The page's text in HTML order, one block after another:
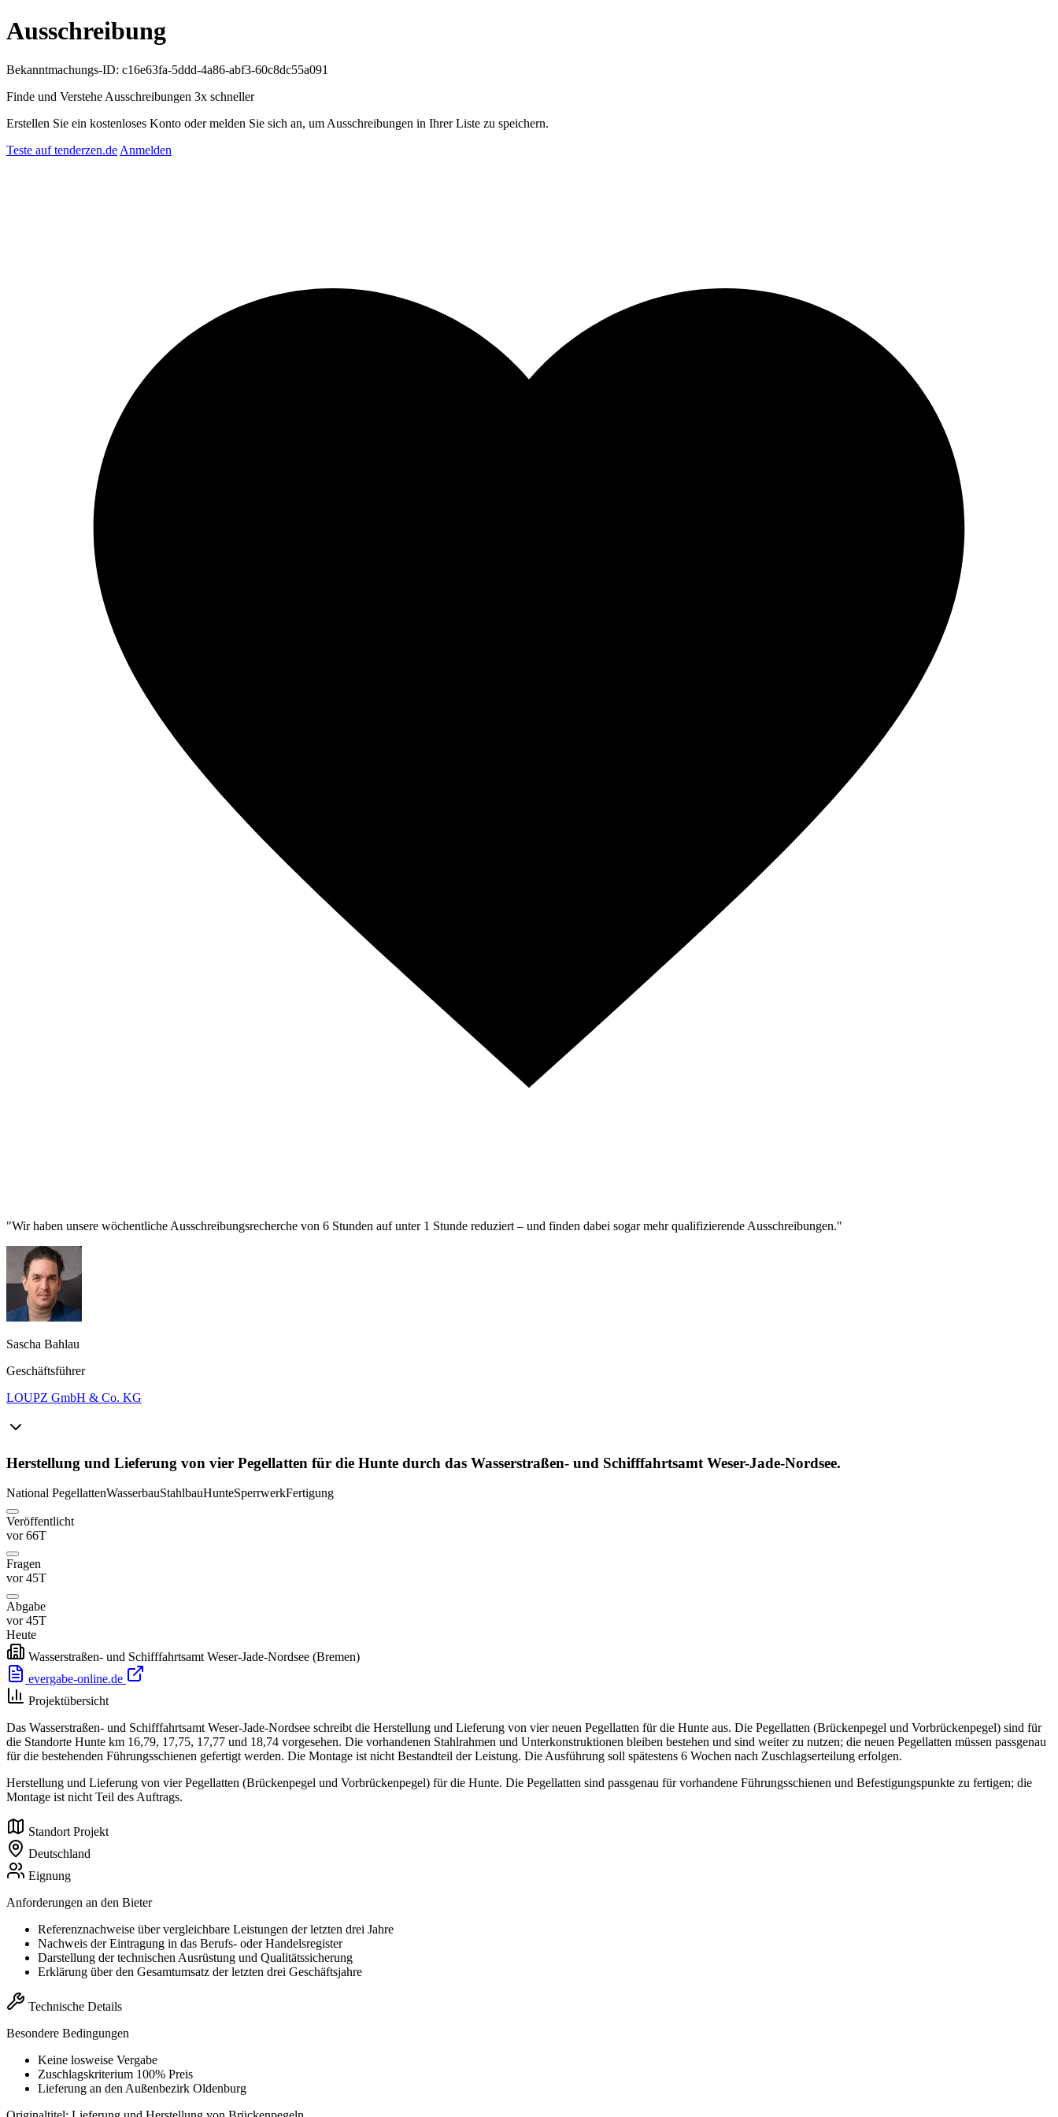
Ausschreibung
Bekanntmachungs-ID: c16e63fa-5ddd-4a86-abf3-60c8dc55a091
Finde und Verstehe Ausschreibungen 3x schneller
Erstellen Sie ein kostenloses Konto oder melden Sie sich an, um Ausschreibungen in Ihrer Liste zu speichern.
Teste auf tenderzen.de Anmelden
"Wir haben unsere wöchentliche Ausschreibungsrecherche von 6 Stunden auf unter 1 Stunde reduziert – und finden dabei sogar mehr qualifizierende Ausschreibungen."
Sascha Bahlau
Geschäftsführer
LOUPZ GmbH & Co. KG
Herstellung und Lieferung von vier Pegellatten für die Hunte durch das Wasserstraßen- und Schifffahrtsamt Weser-Jade-Nordsee.
National PegellattenWasserbauStahlbauHunteSperrwerkFertigung
Veröffentlicht
vor 66T
Fragen
vor 45T
Abgabe
vor 45T
Heute
Wasserstraßen- und Schifffahrtsamt Weser-Jade-Nordsee (Bremen)
evergabe-online.de
Projektübersicht
Das Wasserstraßen- und Schifffahrtsamt Weser-Jade-Nordsee schreibt die Herstellung und Lieferung von vier neuen Pegellatten für die Hunte aus. Die Pegellatten (Brückenpegel und Vorbrückenpegel) sind für
die Standorte Hunte km 16,79, 17,75, 17,77 und 18,74 vorgesehen. Die vorhandenen Stahlrahmen und Unterkonstruktionen bleiben bestehen und sind weiter zu nutzen; die neuen Pegellatten müssen passgenau
für die bestehenden Führungsschienen gefertigt werden. Die Montage ist nicht Bestandteil der Leistung. Die Ausführung soll spätestens 6 Wochen nach Zuschlagserteilung erfolgen.
Herstellung und Lieferung von vier Pegellatten (Brückenpegel und Vorbrückenpegel) für die Hunte. Die Pegellatten sind passgenau für vorhandene Führungsschienen und Befestigungspunkte zu fertigen; die
Montage ist nicht Teil des Auftrags.
Standort Projekt
Deutschland
Eignung
Anforderungen an den Bieter
Referenznachweise über vergleichbare Leistungen der letzten drei Jahre
Nachweis der Eintragung in das Berufs- oder Handelsregister
Darstellung der technischen Ausrüstung und Qualitätssicherung
Erklärung über den Gesamtumsatz der letzten drei Geschäftsjahre
Technische Details
Besondere Bedingungen
Keine losweise Vergabe
Zuschlagskriterium 100% Preis
Lieferung an den Außenbezirk Oldenburg